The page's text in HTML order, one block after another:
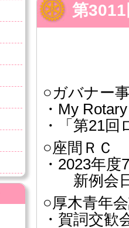
第
○ガバナー
・My
・「第21
○座間ＲＣ
・2023年
新例会
○厚木青年
・賀詞交